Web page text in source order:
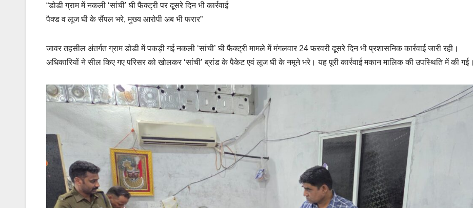
“डोडी ग्राम में नकली ‘सांची’ घी फैक्ट्री पर दूसरे दिन भी कार्रवाई
पैक्ड व लूज घी के सैंपल भरे, मुख्य आरोपी अब भी फरार”
जावर तहसील अंतर्गत ग्राम डोडी में पकड़ी गई नकली ‘सांची’ घी फैक्ट्री मामले में मंगलवार 24 फरवरी दूसरे दिन भी प्रशासनिक कार्रवाई जारी रही।
अधिकारियों ने सील किए गए परिसर को खोलकर ‘सांची’ ब्रांड के पैकेट एवं लूज घी के नमूने भरे। यह पूरी कार्रवाई मकान मालिक की उपस्थिति में की गई।